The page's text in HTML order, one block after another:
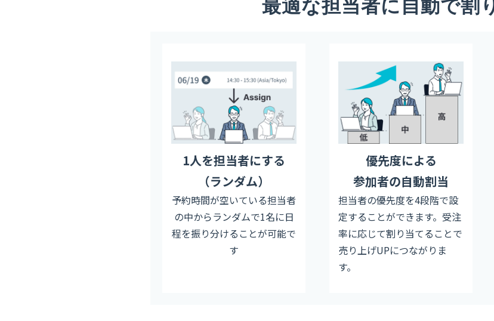
最適な担当者に自動で割
1人を担当者にする
（ランダム）
予約時間が空いている担当者
の中からランダムで1名に日
程を振り分けることが可能で
す
優先度による
参加者の自動割当
担当者の優先度を4段階で設
定することができます。受注
率に応じて割り当てることで
売り上げUPにつながりま
す。